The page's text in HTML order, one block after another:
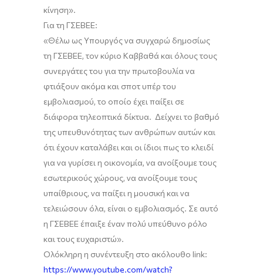
κίνηση».
Για τη ΓΣΕΒΕΕ:
«Θέλω ως Υπουργόςνα συγχαρώ δημοσίως
τη ΓΣΕΒΕΕ, τον κύριο Καββαθά και όλους τους
συνεργάτες του για την πρωτοβουλία να
φτιάξουν ακόμα και σποτ υπέρ του
εμβολιασμού, το οποίο έχει παίξει σε
διάφορα τηλεοπτικά δίκτυα. Δείχνει το βαθμό
της υπευθυνότητας των ανθρώπων αυτών και
ότι έχουν καταλάβει και οι ίδιοι πωςτο κλειδί
για να γυρίσει η οικονομία, να ανοίξουμε τους
εσωτερικούς χώρους, να ανοίξουμε τους
υπαίθριους, να παίξει η μουσική και να
τελειώσουν όλα, είναι ο εμβολιασμός. Σε αυτό
η ΓΣΕΒΕΕ έπαιξε έναν πολύ υπεύθυνο ρόλο
και τους ευχαριστώ».
Ολόκληρη η συνέντευξη στο ακόλουθο link:
https://www.youtube.com/watch?